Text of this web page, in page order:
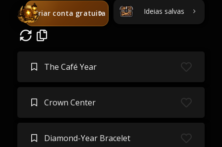
Criar conta gratuita Ideias salvas
The Café Year
Crown Center
Diamond-Year Bracelet